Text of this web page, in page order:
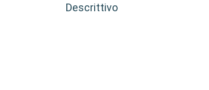
Descrittivo